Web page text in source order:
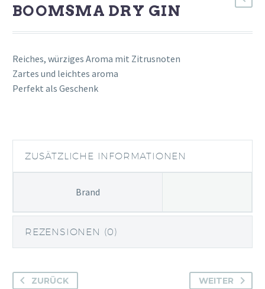
BOOMSMA DRY GIN
Reiches, würziges Aroma mit Zitrusnoten
Zartes und leichtes aroma
Perfekt als Geschenk
ZUSÄTZLICHE INFORMATIONEN
Brand
REZENSIONEN (0)
ZURÜCK WEITER